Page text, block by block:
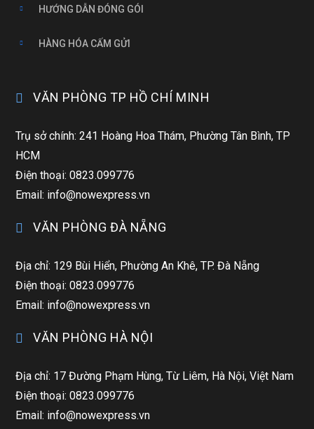
HƯỚNG DẪN ĐÓNG GÓI
HÀNG HÓA CẤM GỬI
VĂN PHÒNG TP HỒ CHÍ MINH
Trụ sở chính: 241 Hoàng Hoa Thám, Phường Tân Bình, TP
HCM
Điện thoại: 0823.099776
Email: info@nowexpress.vn
VĂN PHÒNG ĐÀ NẴNG
Địa chỉ: 129 Bùi Hiển, Phường An Khê, TP. Đà Nẵng
Điện thoại: 0823.099776
Email: info@nowexpress.vn
VĂN PHÒNG HÀ NỘI
Địa chỉ: 17 Đường Phạm Hùng, Từ Liêm, Hà Nội, Việt Nam
Điện thoại: 0823.099776
Email: info@nowexpress.vn